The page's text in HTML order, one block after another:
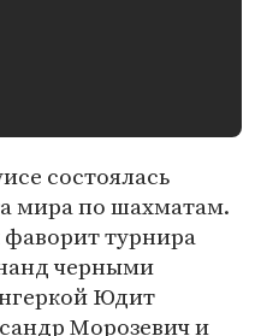
состоялась
мира по шахматам.
турнира
черными
Юдит
Морозевич и